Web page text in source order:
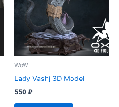
WoW
Lady Vashj 3D Model
550₽